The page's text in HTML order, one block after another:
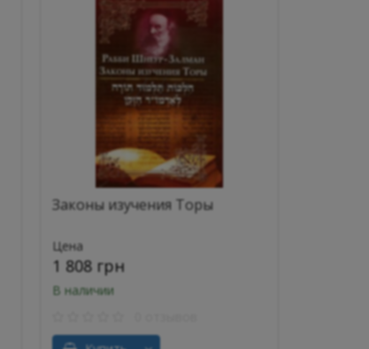
Законы изучения Торы
Цена
1 808 грн
В наличии